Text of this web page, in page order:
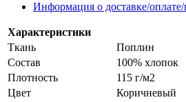
Информация о доставке/оплате/
Характеристики
Ткань
Поплин
Состав
100% хлопок
Плотность
115 г/м2
Цвет
Коричневый